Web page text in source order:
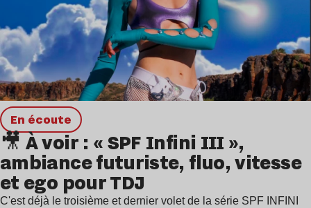
en écoute
🎥 À voir : « SPF Infini III »,
ambiance futuriste, fluo, vitesse
et ego pour TDJ
C'est déjà le troisième et dernier volet de la série SPF INFINI